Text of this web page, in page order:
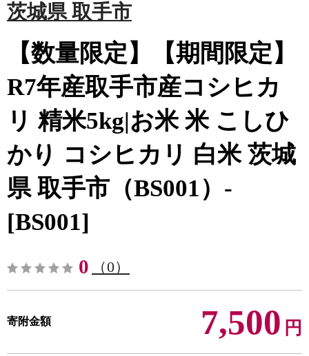
茨城県 取手市
【数量限定】【期間限定】
R7年産取手市産コシヒカ
リ 精米5kg|お米 米 こしひ
かり コシヒカリ 白米 茨城
県 取手市（BS001）-
[BS001]
0 （0）
寄附金額 7,500 円